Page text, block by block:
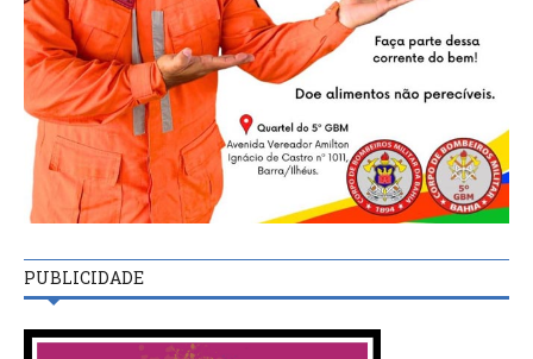
PUBLICIDADE